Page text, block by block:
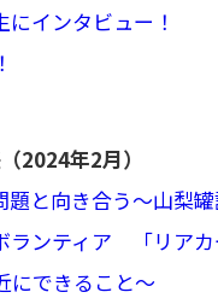
にインタビュー！
2024年2月）
題と向き合う～山梨
ランティア 「リアカ
にできること～